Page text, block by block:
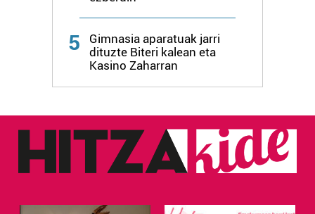
5
Gimnasia aparatuak jarri
dituzte Biteri kalean eta
Kasino Zaharran